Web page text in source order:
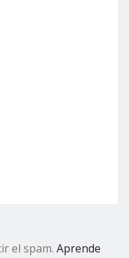
el spam. Aprende